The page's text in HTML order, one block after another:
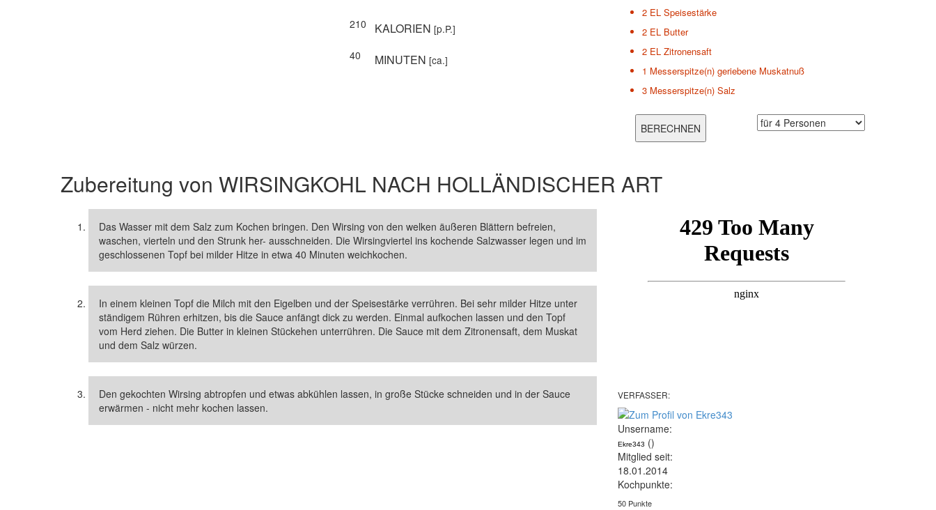
210 KALORIEN [p.P.]
40
MINUTEN [ca.]
2 EL Speisestärke
2 EL Butter
2 EL Zitronensaft
1 Messerspitze(n) geriebene Muskatnuß
3 Messerspitze(n) Salz
Zubereitung von WIRSINGKOHL NACH HOLLÄNDISCHER ART
Das Wasser mit dem Salz zum Kochen bringen. Den Wirsing von den welken äußeren Blättern befreien,
waschen, vierteln und den Strunk her- ausschneiden. Die Wirsingviertel ins kochende Salzwasser legen und im
geschlossenen Topf bei milder Hitze in etwa 40 Minuten weichkochen.
In einem kleinen Topf die Milch mit den Eigelben und der Speisestärke verrühren. Bei sehr milder Hitze unter
ständigem Rühren erhitzen, bis die Sauce anfängt dick zu werden. Einmal aufkochen lassen und den Topf
vom Herd ziehen. Die Butter in kleinen Stückehen unterrühren. Die Sauce mit dem Zitronensaft, dem Muskat
und dem Salz würzen.
Den gekochten Wirsing abtropfen und etwas abkühlen lassen, in große Stücke schneiden und in der Sauce
erwärmen - nicht mehr kochen lassen.
VERFASSER:
Unsername:
Ekre343 ()
Mitglied seit:
18.01.2014
Kochpunkte:
50 Punkte